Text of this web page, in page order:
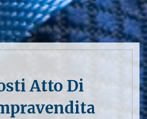
Atto Di